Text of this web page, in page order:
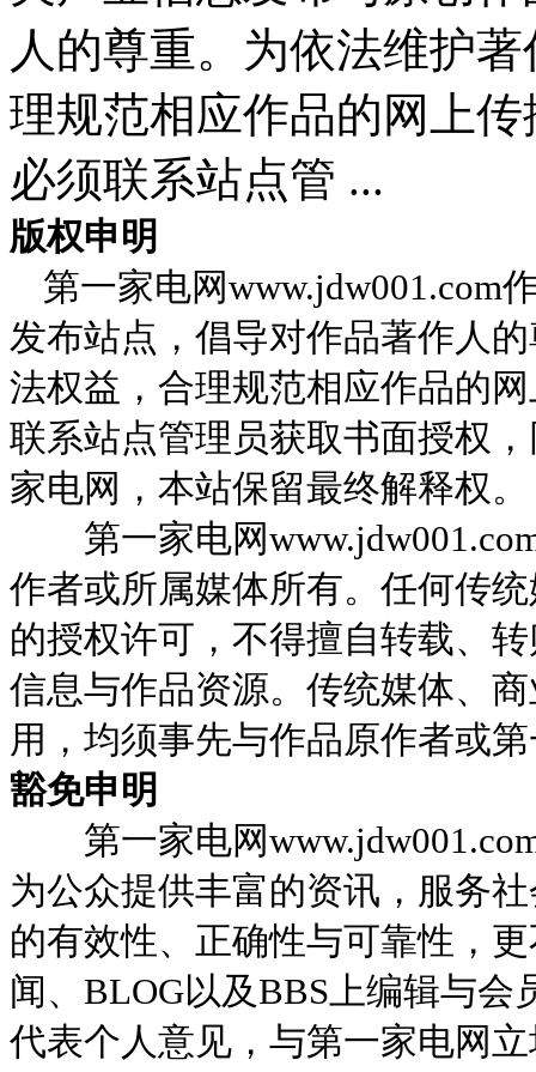
人的尊重。为依法维护
理规范相应作品的网上
必须联系站点管 ...
版权申明
第一家电网www.jdw001.com
发布站点，倡导对作品著作人
法权益，合理规范相应作品的
联系站点管理员获取书面授权
家电网，本站保留最终解释权。
第一家电网
作者或所属媒体所有。任何传
的授权许可，不得擅自转载、
信息与作品资源。传统媒体、
用，均须事先与作品原作者或
豁免申明
第一家电网
为公众提供丰富的资讯，服务
的有效性、正确性与可靠性，
闻、 BLOG以及 BBS 上编辑与
代表个人意见，与第一家电网